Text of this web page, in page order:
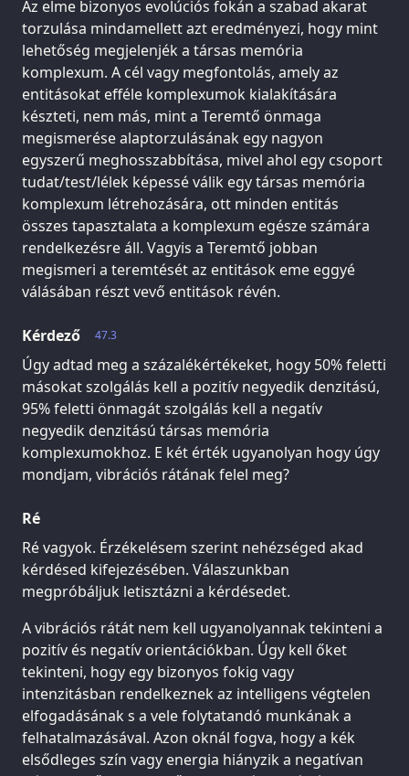
Az elme bizonyos evolúciós fokán a szabad akarat
torzulása mindamellett azt eredményezi, hogy mint
lehetőség megjelenjék a társas memória
komplexum. A cél vagy megfontolás, amely az
entitásokat efféle komplexumok kialakítására
készteti, nem más, mint a Teremtő önmaga
megismerése alaptorzulásának egy nagyon
egyszerű meghosszabbítása, mivel ahol egy csoport
tudat/test/lélek képessé válik egy társas memória
komplexum létrehozására, ott minden entitás
összes tapasztalata a komplexum egésze számára
rendelkezésre áll. Vagyis a Teremtő jobban
megismeri a teremtését az entitások eme eggyé
válásában részt vevő entitások révén.
47.3
Kérdező
Úgy adtad meg a százalékértékeket, hogy 50% feletti
másokat szolgálás kell a pozitív negyedik denzitású,
95% feletti önmagát szolgálás kell a negatív
negyedik denzitású társas memória
komplexumokhoz. E két érték ugyanolyan hogy úgy
mondjam, vibrációs rátának felel meg?
Ré
Ré vagyok. Érzékelésem szerint nehézséged akad
kérdésed kifejezésében. Válaszunkban
megpróbáljuk letisztázni a kérdésedet.
A vibrációs rátát nem kell ugyanolyannak tekinteni a
pozitív és negatív orientációkban. Úgy kell őket
tekinteni, hogy egy bizonyos fokig vagy
intenzitásban rendelkeznek az intelligens végtelen
elfogadásának s a vele folytatandó munkának a
felhatalmazásával. Azon oknál fogva, hogy a kék
elsődleges szín vagy energia hiányzik a negatívan